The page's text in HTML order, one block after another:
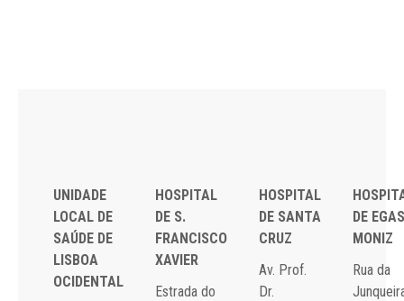
UNIDADE
LOCAL DE
SAÚDE DE
LISBOA
OCIDENTAL
HOSPITAL
DE S.
FRANCISCO
XAVIER
Estrada do
HOSPITAL
DE SANTA
CRUZ
Av. Prof.
Dr.
DE EGAS
MONIZ
Rua da